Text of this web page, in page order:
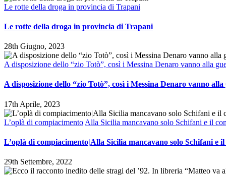
Le rotte della droga in provincia di Trapani
Le rotte della droga in provincia di Trapani
28th Giugno, 2023
A disposizione dello “zio Totò”, così i Messina Denaro vanno alla
A disposizione dello “zio Totò”, così i Messina Denaro vanno
17th Aprile, 2023
L’oplà di compiacimento|Alla Sicilia mancavano solo Schifani e il
L’oplà di compiacimento|Alla Sicilia mancavano solo Schifani e
29th Settembre, 2022